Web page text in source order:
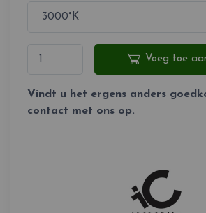
Voeg toe
Vindt u het ergens anders
contact met ons op.